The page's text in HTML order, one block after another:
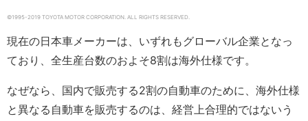
©1995-2019 TOYOTA MOTOR CORPORATION. ALL RIGHTS RESERVED.
現在の日本車メーカーは、いずれもグローバル企業となっ
ており、全生産台数のおよそ8割は海外仕様です。
なぜなら、国内で販売する2割の自動車のために、海外仕様
と異なる自動車を販売するのは、経営上合理的ではないう